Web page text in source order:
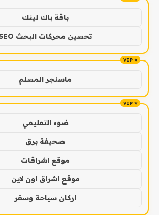
باقة باك لينك
تحسين محركات البحث SEO
ماسنجر المسلم
ضوء التعليمي
صحيفة برق
موقع اشراقات
موقع اشراق اون لاين
اركان سياحة وسفر